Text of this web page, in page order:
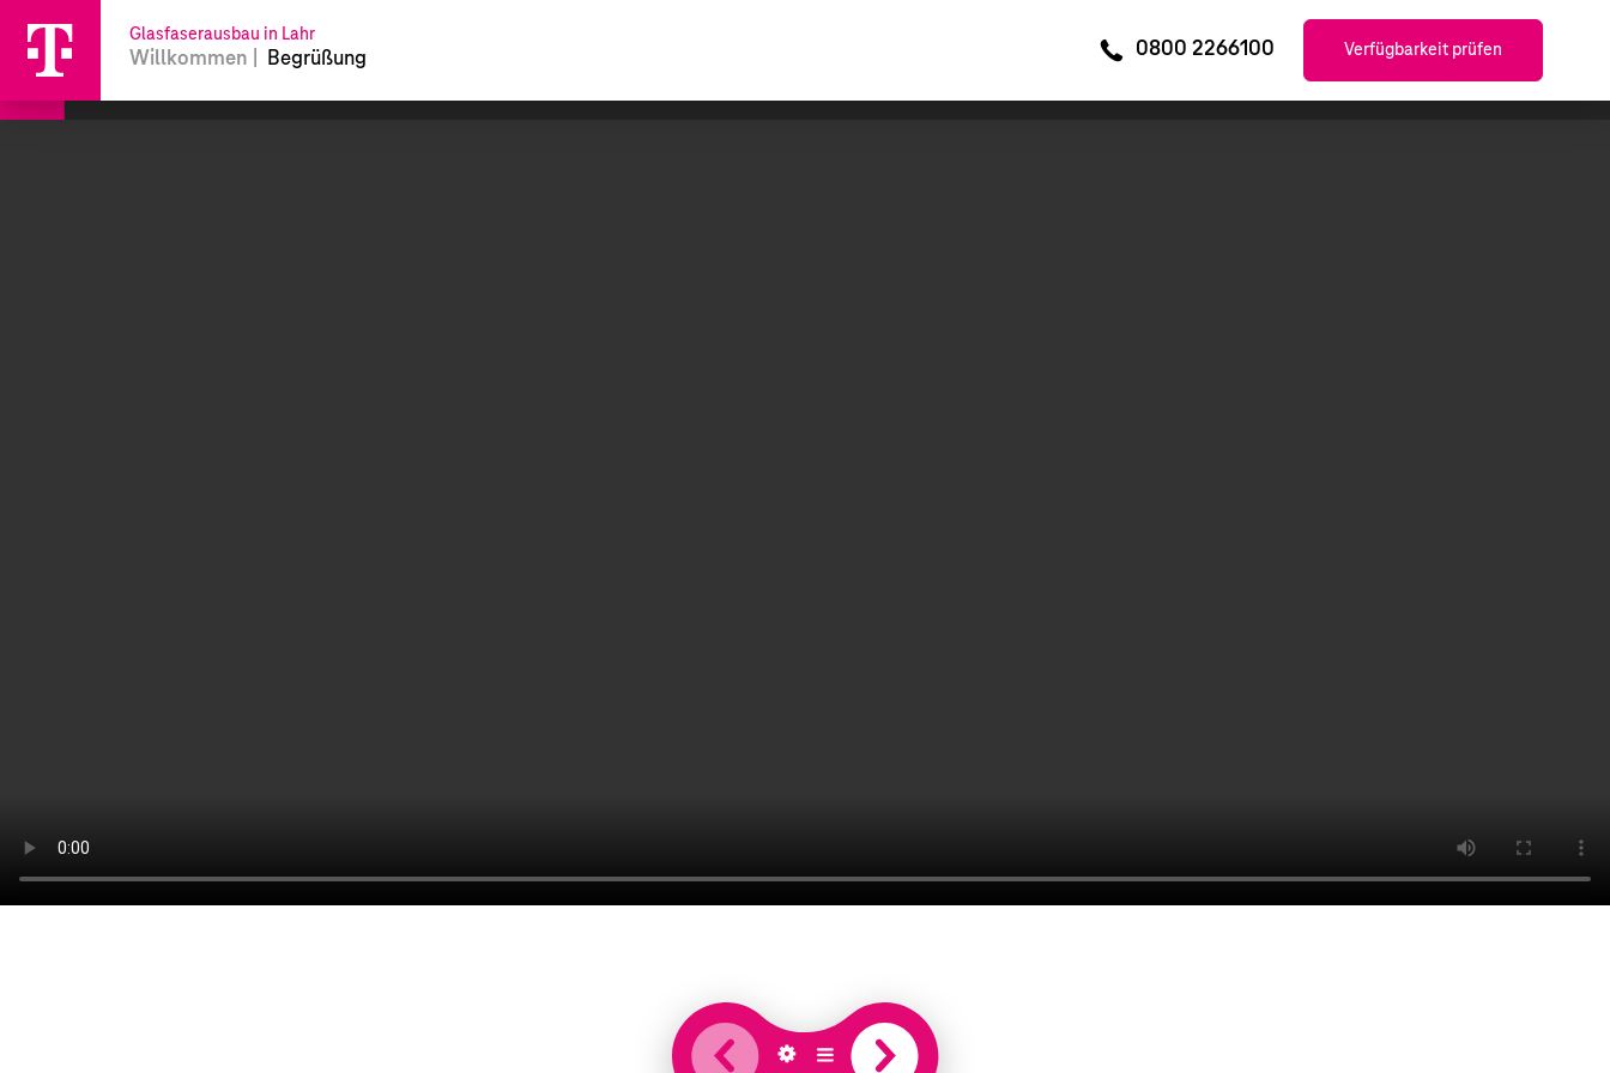
Glasfaserausbau in Lahr
Willkommen Begrüßung 0800 2266100 Verfügbarkeit prüfen